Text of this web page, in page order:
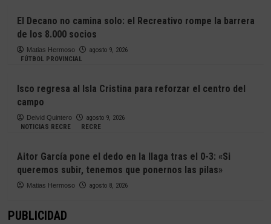
El Decano no camina solo: el Recreativo rompe la barrera
de los 8.000 socios
Matias Hermoso
agosto 9, 2026
FÚTBOL PROVINCIAL
Isco regresa al Isla Cristina para reforzar el centro del
campo
Deivid Quintero
agosto 9, 2026
NOTICIAS RECRE
RECRE
Aitor García pone el dedo en la llaga tras el 0-3: «Si
queremos subir, tenemos que ponernos las pilas»
Matias Hermoso agosto 8, 2026
PUBLICIDAD